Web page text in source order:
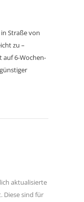
Straße von
zu –
auf 6-Wochen-
aktualisierte
Diese sind für